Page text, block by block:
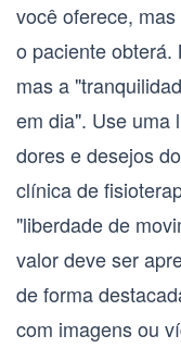
você oferece,
o paciente obterá.
mas a
em dia". Use uma
dores e desejos
clínica de
"liberdade de
valor deve ser
de forma
com imagens ou